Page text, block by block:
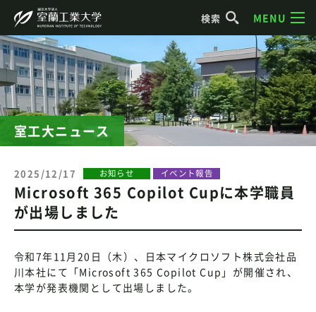
検索 MENU
室工大ニュース
2025/12/17 お知らせ イベント報告
Microsoft 365 Copilot Cupに本学職員
が出場しました
令和7年11月20日（木）、日本マイクロソフト株式会社品
川本社にて「Microsoft 365 Copilot Cup」が開催され、
本学が発表機関として出場しました。